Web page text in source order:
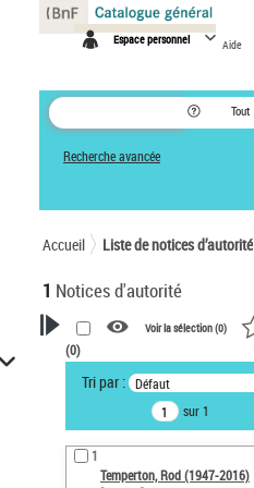
Espace personnel Aide
Tout
Recherche avancée
Accueil Liste de notices d’autorité
1 Notices d'autorité
VOTRE RECHERCHE
Recherche avancée dans les
notices d’autorité
Œuvres liées à l'auteur :
Temperton, Rod (1947-2016)
Voir la sélection (0)
(0)
Tri par : Défaut
sur 1
1
Temperton, Rod (1947-2016)
Panneau de gestion des cookies